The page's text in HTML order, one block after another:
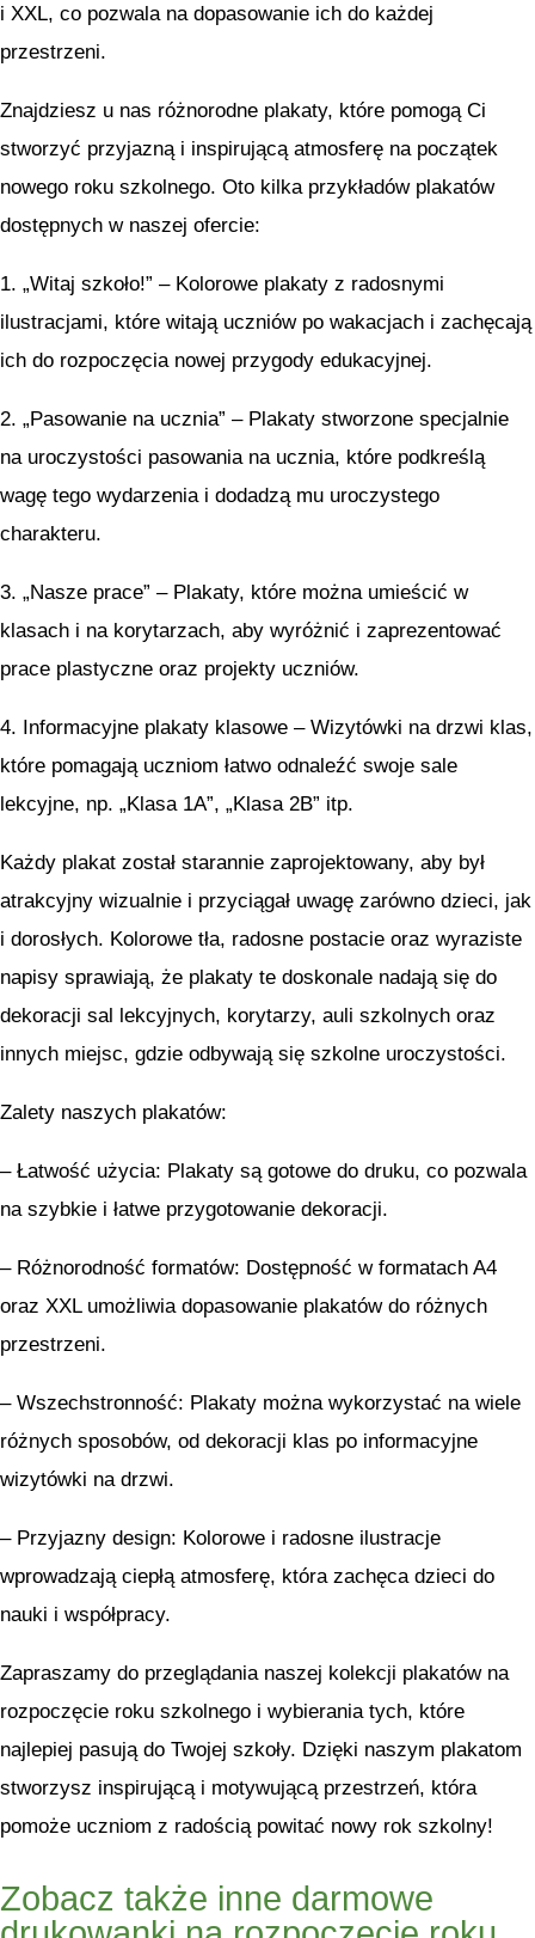
i XXL, co pozwala na dopasowanie ich do każdej
przestrzeni.
Znajdziesz u nas różnorodne plakaty, które pomogą Ci
stworzyć przyjazną i inspirującą atmosferę na początek
nowego roku szkolnego. Oto kilka przykładów plakatów
dostępnych w naszej ofercie:
1. „Witaj szkoło!” – Kolorowe plakaty z radosnymi
ilustracjami, które witają uczniów po wakacjach i zachęcają
ich do rozpoczęcia nowej przygody edukacyjnej.
2. „Pasowanie na ucznia” – Plakaty stworzone specjalnie
na uroczystości pasowania na ucznia, które podkreślą
wagę tego wydarzenia i dodadzą mu uroczystego
charakteru.
3. „Nasze prace” – Plakaty, które można umieścić w
klasach i na korytarzach, aby wyróżnić i zaprezentować
prace plastyczne oraz projekty uczniów.
4. Informacyjne plakaty klasowe – Wizytówki na drzwi klas,
które pomagają uczniom łatwo odnaleźć swoje sale
lekcyjne, np. „Klasa 1A”, „Klasa 2B” itp.
Każdy plakat został starannie zaprojektowany, aby był
atrakcyjny wizualnie i przyciągał uwagę zarówno dzieci, jak
i dorosłych. Kolorowe tła, radosne postacie oraz wyraziste
napisy sprawiają, że plakaty te doskonale nadają się do
dekoracji sal lekcyjnych, korytarzy, auli szkolnych oraz
innych miejsc, gdzie odbywają się szkolne uroczystości.
Zalety naszych plakatów:
– Łatwość użycia: Plakaty są gotowe do druku, co pozwala
na szybkie i łatwe przygotowanie dekoracji.
– Różnorodność formatów: Dostępność w formatach A4
oraz XXL umożliwia dopasowanie plakatów do różnych
przestrzeni.
– Wszechstronność: Plakaty można wykorzystać na wiele
różnych sposobów, od dekoracji klas po informacyjne
wizytówki na drzwi.
– Przyjazny design: Kolorowe i radosne ilustracje
wprowadzają ciepłą atmosferę, która zachęca dzieci do
nauki i współpracy.
Zapraszamy do przeglądania naszej kolekcji plakatów na
rozpoczęcie roku szkolnego i wybierania tych, które
najlepiej pasują do Twojej szkoły. Dzięki naszym plakatom
stworzysz inspirującą i motywującą przestrzeń, która
pomoże uczniom z radością powitać nowy rok szkolny!
Zobacz także inne darmowe